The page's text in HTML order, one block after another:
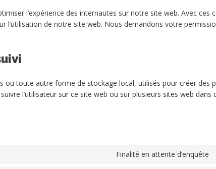
l’expérience des internautes sur notre site web. Avec ces
l’utilisation de notre site web. Nous demandons votre
ou toute autre forme de stockage local, utilisés pour créer des
l’utilisateur sur ce site web ou sur plusieurs sites web dans
Finalité en attente d’enquête